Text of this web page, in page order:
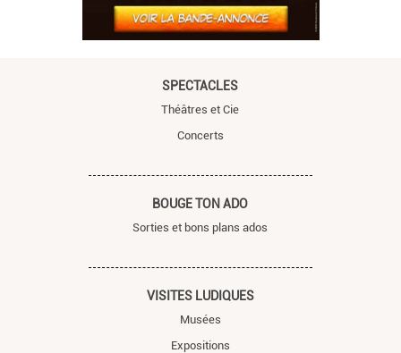
SPECTACLES
Théâtres et Cie
Concerts
BOUGE TON ADO
Sorties et bons plans ados
VISITES LUDIQUES
Musées
Expositions